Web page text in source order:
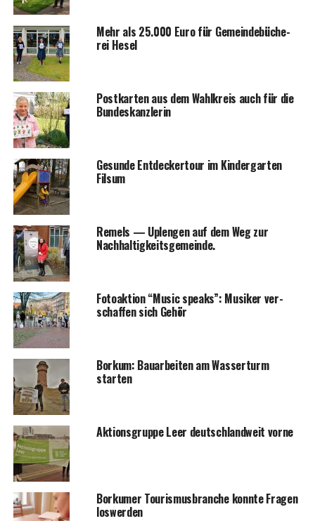
Mehr als 25.000 Euro für Gemein­de­bü­che­
rei Hesel
Post­kar­ten aus dem Wahl­kreis auch für die
Bundeskanzlerin
Gesun­de Ent­de­cker­tour im Kin­der­gar­ten
Filsum
Remels — Uple­n­gen auf dem Weg zur
Nachhaltigkeitsgemeinde.
Foto­ak­ti­on “Music speaks”: Musi­ker ver­
schaf­fen sich Gehör
Bor­kum: Bau­ar­bei­ten am Was­ser­turm
starten
Akti­ons­grup­pe Leer deutsch­land­weit vorne
Bor­ku­mer Tou­ris­mus­bran­che konn­te Fra­gen
loswerden